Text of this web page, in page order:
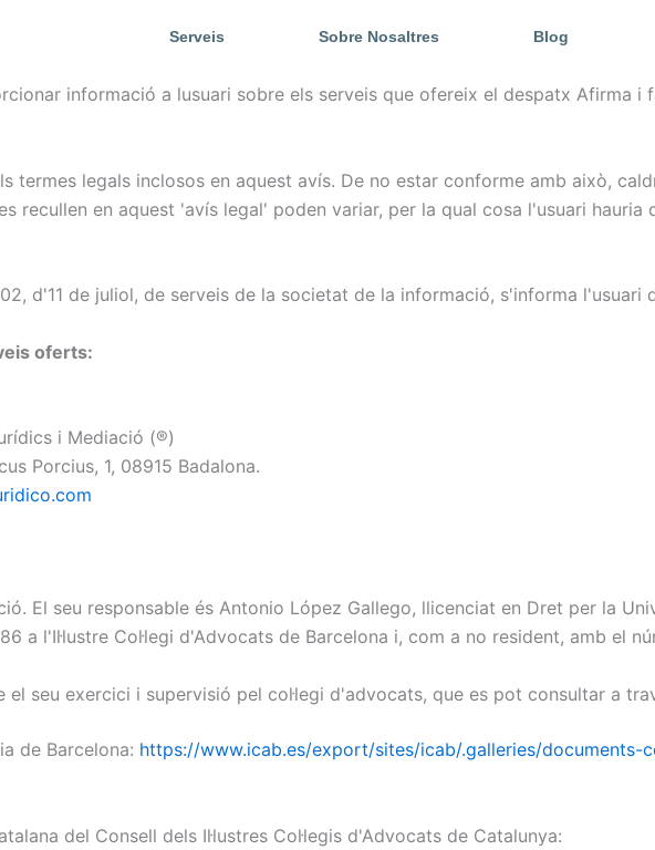
Serveis Sobre Nosaltres Blog
informació a lusuari sobre els serveis que ofereix el despatx Afirma i
termes legals inclosos en aquest avís. De no estar conforme amb això,
recullen en aquest 'avís legal' poden variar, per la qual cosa l'usuari hauria
d'11 de juliol, de serveis de la societat de la informació, s'informa l'usuari
oferts:
i Mediació (®)
Porcius, 1, 08915 Badalona.
El seu responsable és Antonio López Gallego, llicenciat en Dret per la
a l'Il·lustre Col·legi d'Advocats de Barcelona i, com a no resident, amb el
seu exercici i supervisió pel col·legi d'advocats, que es pot consultar a
de Barcelona: https://www.icab.es/export/sites/icab/.galleries/documents-
del Consell dels Il·lustres Col·legis d'Advocats de Catalunya: